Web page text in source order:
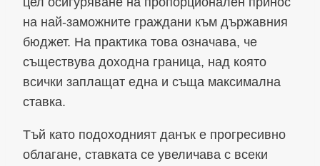
на най-заможните граждани към държавния
бюджет. На практика това означава, че
съществува доходна граница, над която
всички заплащат една и съща максимална
ставка.
Тъй като подоходният данък е прогресивно
облагане, ставката се увеличава с всеки